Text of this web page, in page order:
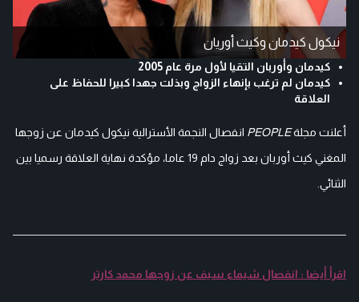
نيكول كيدمان وكيث أوريان
كيدمان وأوربان التقيا لأول مرة عام 2005
كيدمان لم ترغب بإنهاء الزواج وبذلت جهدا كبيرا للحفاظ على
العلاقة
أعلنت مجلةPEOPLE انفصال النجمة الأسترالية نيكول كيدمان عن زوجها
المغني كيث أوربان بعد زواج دام 19 عاما، مؤكدة نهاية العلاقة رسميا بين
الثنائي.
اقرأ أيضا : انفصال شيماء سيف عن زوجها محمد كارتر